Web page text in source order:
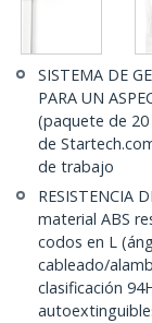
SISTEMA DE
PARA UN
(paquete de 20
de
de trabajo
RESISTENCIA
material ABS
codos en L
cableado/
clasificación